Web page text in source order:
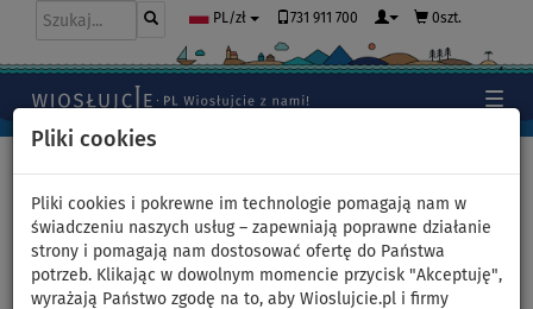
Pliki cookies
Pliki cookies i pokrewne im technologie pomagają nam w
świadczeniu naszych usług – zapewniają poprawne działanie
strony i pomagają nam dostosować ofertę do Państwa
potrzeb. Klikając w dowolnym momencie przycisk "Akceptuję",
wyrażają Państwo zgodę na to, aby Wioslujcie.pl i firmy
PL/zł 731 911 700 0szt.
Top elastyczny, damski z lycry